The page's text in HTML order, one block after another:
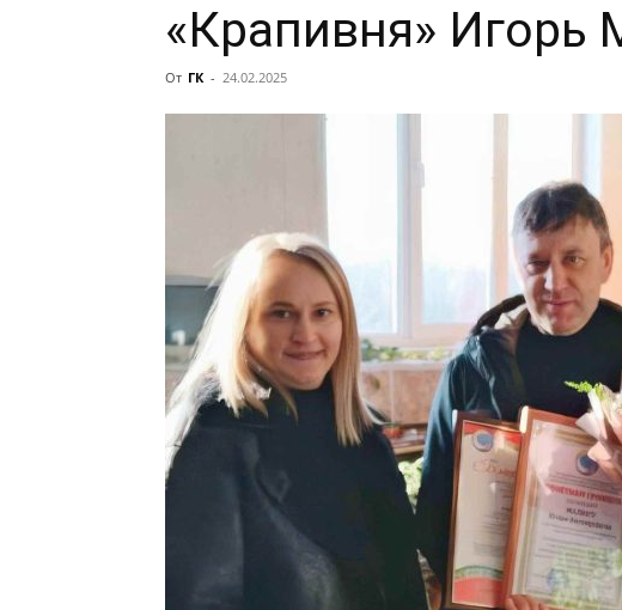
«Крапивня» Игорь
От ГК - 24.02.2025